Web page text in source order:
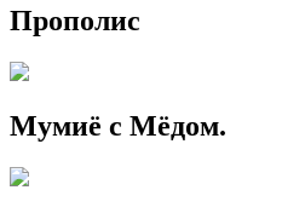
Прополис
Мумиё с Мёдом.